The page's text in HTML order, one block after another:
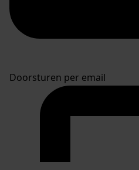
Doorsturen per email